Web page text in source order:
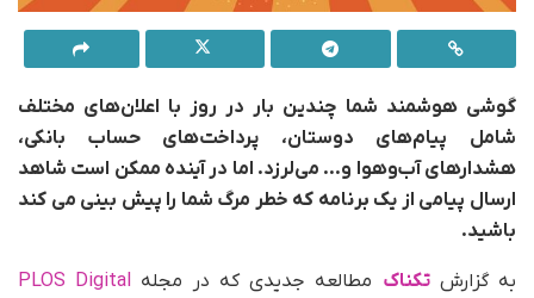
گوشی هوشمند شما چندین بار در روز با اعلان‌های مختلف
شامل پیام‌های دوستان، پرداخت‌های حساب بانکی،
هشدارهای آب‌وهوا و… می‌لرزد. اما در آینده ممکن است شاهد
ارسال پیامی از یک برنامه که خطر مرگ شما را پیش بینی می کند
باشید.
به گزارشتکناک مطالعه جدیدی که در مجله PLOS Digital